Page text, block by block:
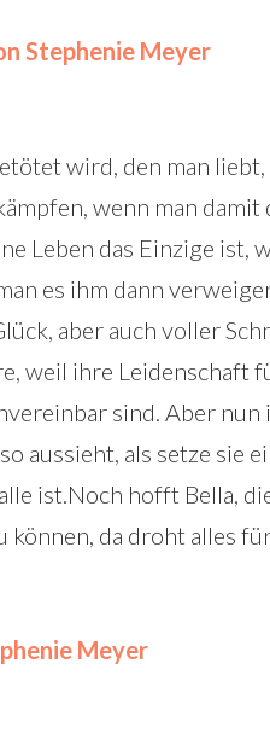
Stephenie Meyer
wird, den man
wenn man
Leben das Einzige ist,
es ihm dann
aber auch voller
weil ihre Leidenschaft
sind. Aber
aussieht, als setze sie
ist.Noch hofft Bella,
können, da droht alles
Meyer